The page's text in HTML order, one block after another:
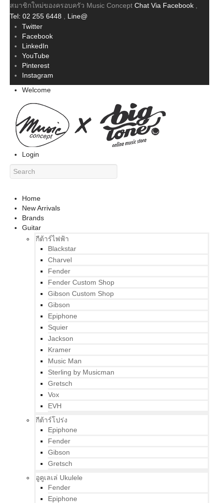
สมาชิกใหม่ของครอบครัว Music Concept Chat Via Facebook
Tel: 02 255 6448
Line@
Twitter
Facebook
LinkedIn
YouTube
Pinterest
Instagram
Welcome
Login
Home
New Arrivals
Brands
Guitar
กีต้าร์ไฟฟ้า
Blackstar
Charvel
Fender
Fender Custom Shop
Gibson Custom Shop
Gibson
Epiphone
Squier
Jackson
Kramer
Music Man
Sterling by Musicman
Gretsch
Vox
EVH
กีต้าร์โปร่ง
Epiphone
Fender
Gibson
Gretsch
อูคูเลเล่ Ukulele
Fender
Epiphone